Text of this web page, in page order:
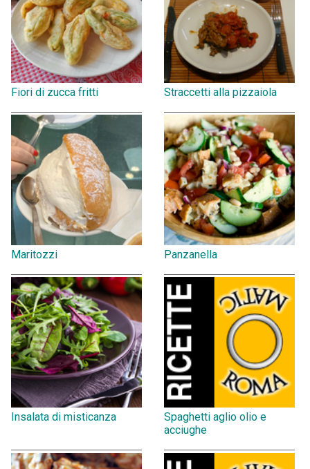
Fiori di zucca fritti Straccetti alla pizzaiola
Maritozzi Panzanella
Insalata di misticanza
Spaghetti aglio olio e
acciughe